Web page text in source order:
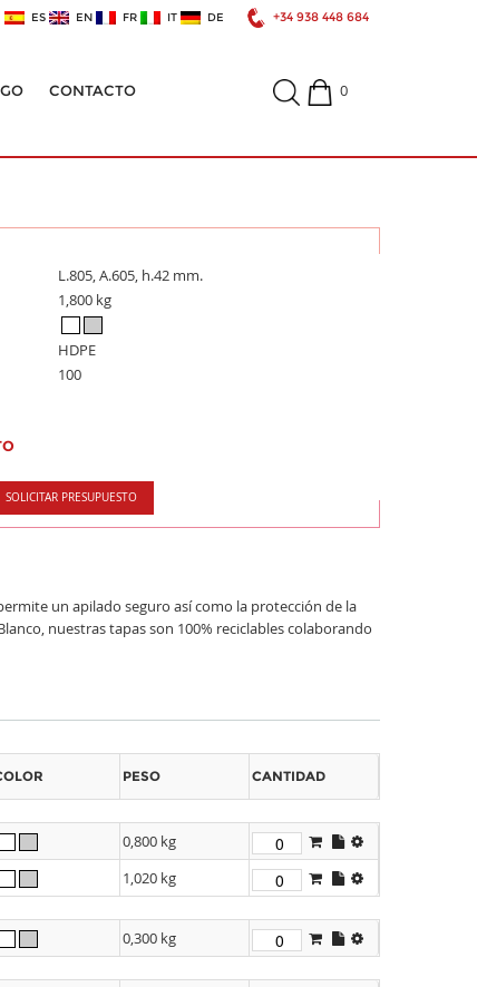
ES EN FR IT DE +34 938 448 684
CONTACTO 0
L.805, A.605, h.42 mm.
1,800 kg
HDPE
100
SOLICITAR PRESUPUESTO
un apilado seguro así como la protección de la
nuestras tapas son 100% reciclables colaborando
PESO CANTIDAD
0,800 kg
1,020 kg
0,300 kg